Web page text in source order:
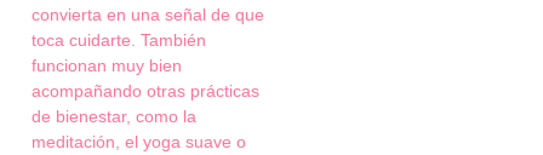
convierta en una señal de que
toca cuidarte. También
funcionan muy bien
acompañando otras prácticas
de bienestar, como la
meditación, el yoga suave o